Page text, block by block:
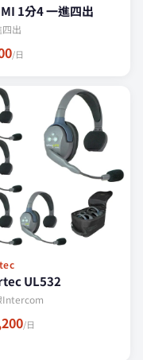
1分4 一進四出
出
/日
UL532
Intercom
/日